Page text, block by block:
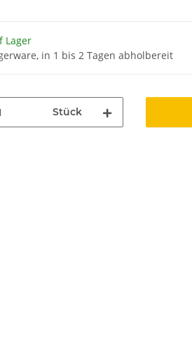
Lager
in 1 bis 2 Tagen abholbereit
Stück